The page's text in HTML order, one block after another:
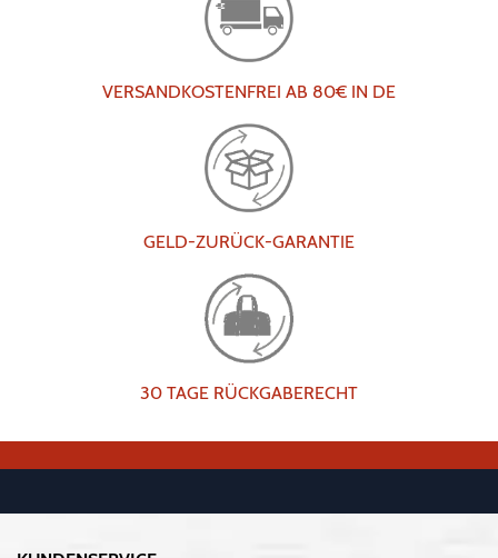
VERSANDKOSTENFREI AB 80€ IN DE
GELD-ZURÜCK-GARANTIE
30 TAGE RÜCKGABERECHT